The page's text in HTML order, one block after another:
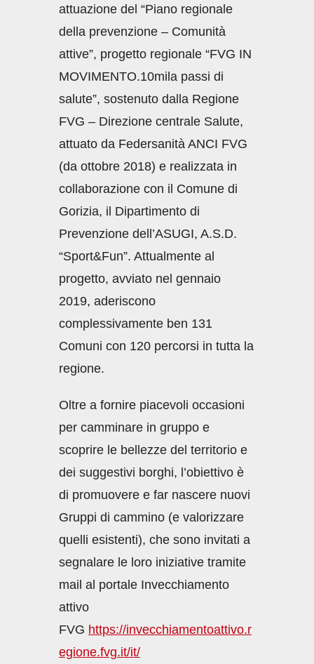
attuazione del “Piano regionale
della prevenzione – Comunità
attive”, progetto regionale “FVG IN
MOVIMENTO.10mila passi di
salute”, sostenuto dalla Regione
FVG – Direzione centrale Salute,
attuato da Federsanità ANCI FVG
(da ottobre 2018) e realizzata in
collaborazione con il Comune di
Gorizia, il Dipartimento di
Prevenzione dell’ASUGI, A.S.D.
“Sport&Fun”. Attualmente al
progetto, avviato nel gennaio
2019, aderiscono
complessivamente ben 131
Comuni con 120 percorsi in tutta la
regione.
Oltre a fornire piacevoli occasioni
per camminare in gruppo e
scoprire le bellezze del territorio e
dei suggestivi borghi, l’obiettivo è
di promuovere e far nascere nuovi
Gruppi di cammino (e valorizzare
quelli esistenti), che sono invitati a
segnalare le loro iniziative tramite
mail al portale Invecchiamento
attivo
FVG https://invecchiamentoattivo.r
egione.fvg.it/it/